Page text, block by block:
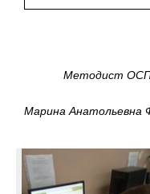
Методист ОСП
Марина Анатольевна